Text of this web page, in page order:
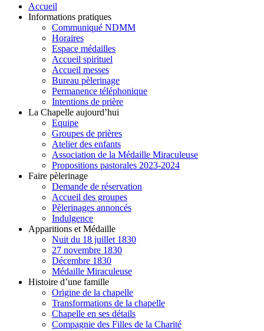
Accueil
Informations pratiques
Communiqué NDMM
Horaires
Espace médailles
Accueil spirituel
Accueil messes
Bureau pèlerinage
Permanence téléphonique
Intentions de prière
La Chapelle aujourd’hui
Equipe
Groupes de prières
Atelier des enfants
Association de la Médaille Miraculeuse
Propositions pastorales 2023-2024
Faire pèlerinage
Demande de réservation
Accueil des groupes
Pèlerinages annoncés
Indulgence
Apparitions et Médaille
Nuit du 18 juillet 1830
27 novembre 1830
Décembre 1830
Médaille Miraculeuse
Histoire d’une famille
Origine de la chapelle
Transformations de la chapelle
Chapelle en ses détails
Compagnie des Filles de la Charité